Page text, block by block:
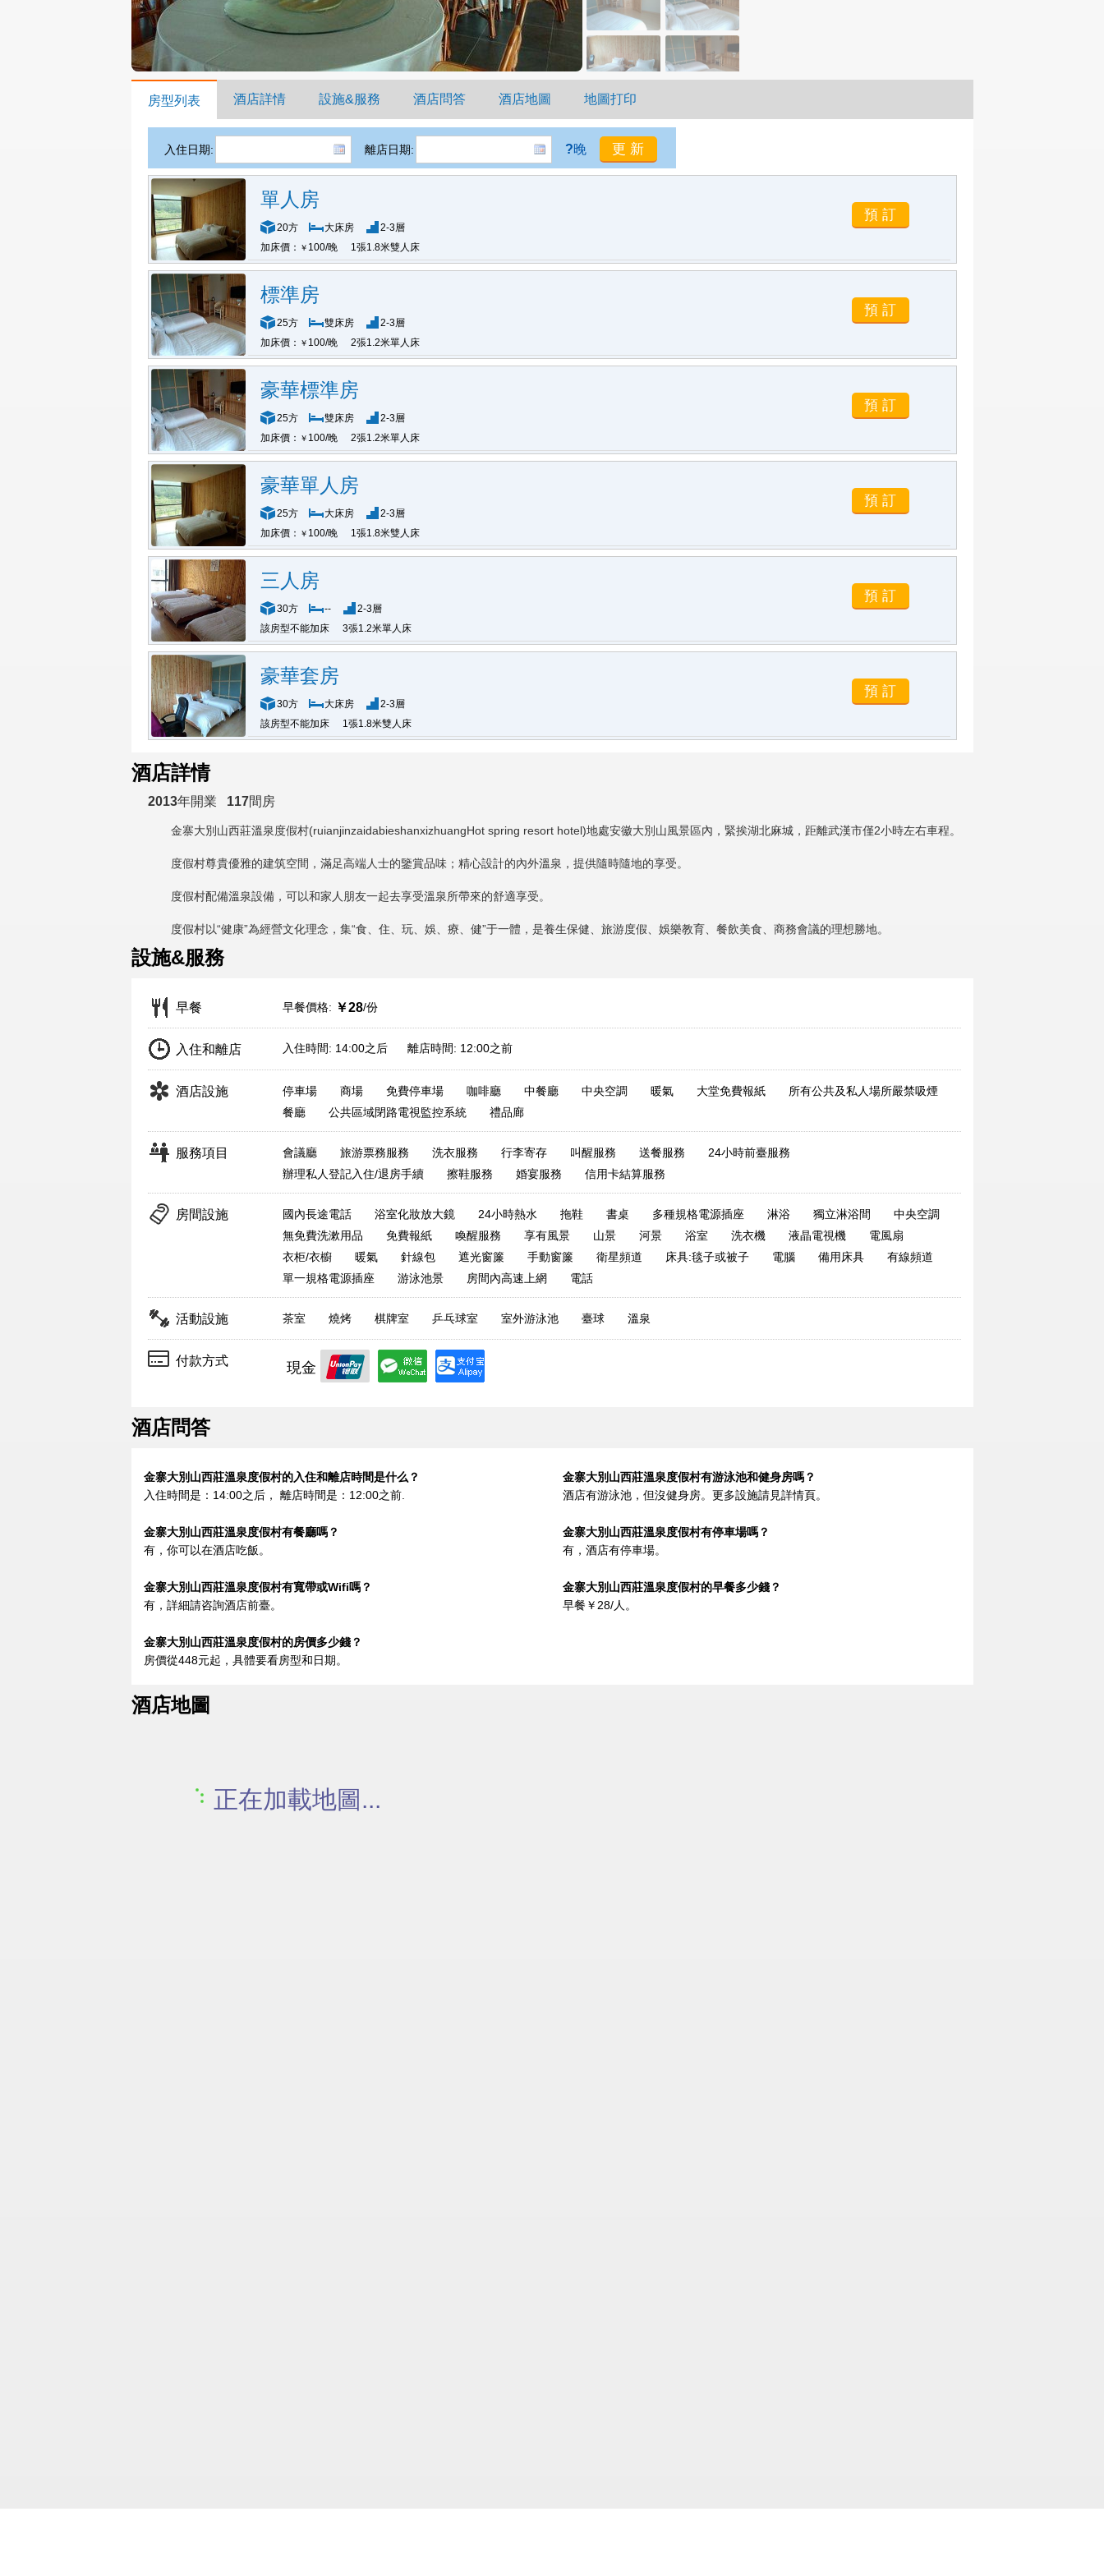
房型列表 酒店詳情 設施&服務 酒店問答 酒店地圖 地圖打印
入住日期: 離店日期: ?晚
單人房
20方 大床房
2-3層
加床價：
￥ 100/晚 1張1.8米雙人床
標準房
25方 雙床房
2-3層
加床價：
￥ 100/晚 2張1.2米單人床
豪華標準房
25方 雙床房
2-3層
加床價：
￥ 100/晚 2張1.2米單人床
豪華單人房
25方 大床房
2-3層
加床價：
￥ 100/晚 1張1.8米雙人床
三人房
30方 --
2-3層
該房型不能加床
3張1.2米單人床
豪華套房
30方 大床房
2-3層
該房型不能加床
1張1.8米雙人床
酒店詳情
2013年開業 117間房
金寨大別山西莊溫泉度假村(ruianjinzaidabieshanxizhuangHot spring resort hotel)地處安徽大別山風景區內，緊挨湖北麻城，距離武漢市僅2小時左右車程。
度假村尊貴優雅的建筑空間，滿足高端人士的鑒賞品味；精心設計的內外溫泉，提供隨時隨地的享受。
度假村配備溫泉設備，可以和家人朋友一起去享受溫泉所帶來的舒適享受。
度假村以“健康”為經營文化理念，集“食、住、玩、娛、療、健”于一體，是養生保健、旅游度假、娛樂教育、餐飲美食、商務會議的理想勝地。
設施&服務
早餐 早餐價格: ￥28/份
入住和離店 入住時間: 14:00之后 離店時間: 12:00之前
酒店設施 停車場 商場 免費停車場 咖啡廳 中餐廳 中央空調 暖氣 大堂免費報紙
所有公共及私人場所嚴禁吸煙
餐廳
公共區域閉路電視監控系統 禮品廊
服務項目 會議廳 旅游票務服務 洗衣服務 行李寄存 叫醒服務 送餐服務
24小時前臺服務
辦理私人登記入住/退房手續
擦鞋服務 婚宴服務 信用卡結算服務
房間設施 國內長途電話 浴室化妝放大鏡 24小時熱水 拖鞋 書桌 多種規格電源插座 淋浴 獨立淋浴間
中央空調
無免費洗漱用品
免費報紙 喚醒服務 享有風景 山景 河景 浴室 洗衣機 液晶電視機
電風扇
衣柜/衣櫥
暖氣 針線包 遮光窗簾 手動窗簾 衛星頻道 床具:毯子或被子 電腦 備用床具
有線頻道
單一規格電源插座
游泳池景 房間內高速上網 電話
活動設施 茶室 燒烤 棋牌室 乒乓球室 室外游泳池 臺球 溫泉
付款方式 現金
酒店問答
金寨大別山西莊溫泉度假村的入住和離店時間是什么？
入住時間是：14:00之后， 離店時間是：12:00之前.
金寨大別山西莊溫泉度假村有游泳池和健身房嗎？
酒店有游泳池，但沒健身房。更多設施請見詳情頁。
金寨大別山西莊溫泉度假村有餐廳嗎？
有，你可以在酒店吃飯。
金寨大別山西莊溫泉度假村有停車場嗎？
有，酒店有停車場。
金寨大別山西莊溫泉度假村有寬帶或Wifi嗎？
有，詳細請咨詢酒店前臺。
金寨大別山西莊溫泉度假村的早餐多少錢？
早餐￥28/人。
金寨大別山西莊溫泉度假村的房價多少錢？
房價從448元起，具體要看房型和日期。
酒店地圖
正在加載地圖...